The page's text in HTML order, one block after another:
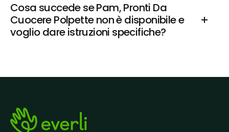
Cosa succede se Pam, Pronti Da
Cuocere Polpette non è disponibile e
voglio dare istruzioni specifiche?